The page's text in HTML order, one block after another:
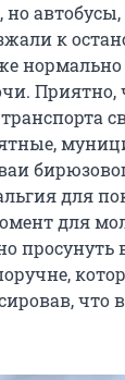
но
к
Приятно,
для
для
просунуть
что